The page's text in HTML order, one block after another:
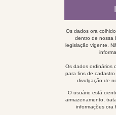
Os dados ora
dentro de nossa
legislação vigente.
Os dados ordinários
para fins de
divulgação de
O usuário está
armazenamento,
informações ora